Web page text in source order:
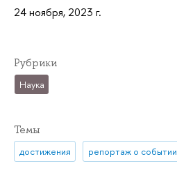
24 ноября, 2023 г.
Рубрики
Наука
Темы
достижения репортаж о событии